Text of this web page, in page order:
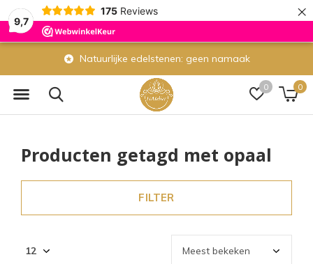
9,7
175 Reviews ×
0 0
Natuurlijke edelstenen: geen namaak
Producten getagd met opaal
FILTER